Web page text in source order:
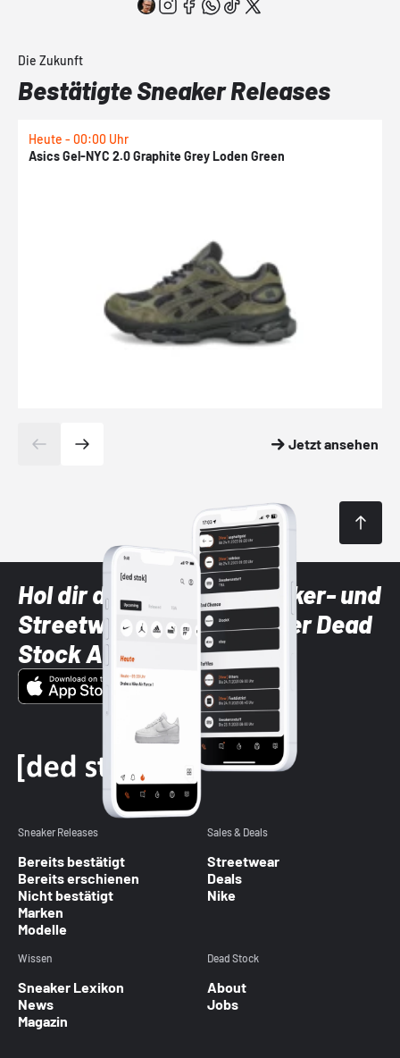
Die Zukunft
Bestätigte Sneaker Releases
Heute - 00:00 Uhr
Asics Gel-NYC 2.0 Graphite Grey Loden Green
Jetzt ansehen
Hol dir die neuesten Sneaker- und
Streetwear-Brands mit der Dead
Stock App
Sneaker Releases
Bereits bestätigt
Bereits erschienen
Nicht bestätigt
Marken
Modelle
Sales & Deals
Streetwear
Deals
Nike
Wissen
Sneaker Lexikon
News
Magazin
Dead Stock
About
Jobs